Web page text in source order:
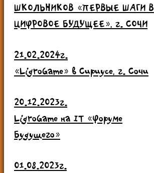
ШКОЛЬНИКОВ «ПЕРВЫЕ ШАГИ В
ЦИФРОВОЕ БУДУЩЕЕ», г. СОЧИ
21.02.2024г.
«LigroGame» в Сириусе, г. Сочи
20.12.2023г.
LigroGame на IT «Форуме
Будущего»
01.08.2023г.